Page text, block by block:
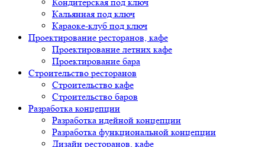
Кондитерская под ключ
Кальянная под ключ
Караоке-клуб под ключ
Проектирование ресторанов, кафе
Проектирование летних кафе
Проектирование бара
Строительство ресторанов
Строительство кафе
Строительство баров
Разработка концепции
Разработка идейной концепции
Разработка функциональной концепции
Дизайн ресторанов, кафе